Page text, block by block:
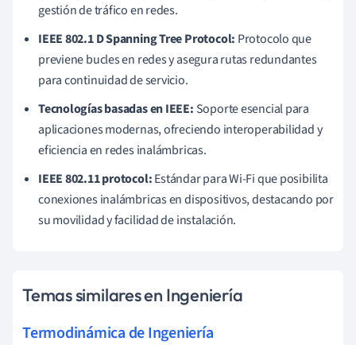
gestión de tráfico en redes.
IEEE 802.1 D Spanning Tree Protocol: Protocolo que
previene bucles en redes y asegura rutas redundantes
para continuidad de servicio.
Tecnologías basadas en IEEE: Soporte esencial para
aplicaciones modernas, ofreciendo interoperabilidad y
eficiencia en redes inalámbricas.
IEEE 802.11 protocol:Estándar para Wi-Fi que posibilita
conexiones inalámbricas en dispositivos, destacando por
su movilidad y facilidad de instalación.
Temas similares en Ingeniería
Termodinámica de Ingeniería